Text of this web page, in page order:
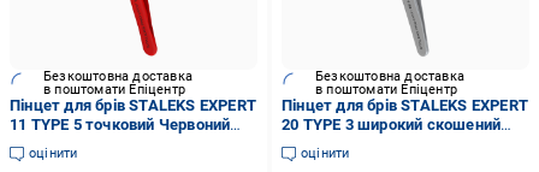
Безкоштовна доставка
в поштомати Епіцентр
Пінцет для брів STALEKS EXPERT
11 TYPE 5 точковий Червоний
(TE-11/5r)
оцінити
Безкоштовна доставка
в поштомати Епіцентр
Пінцет для брів STALEKS EXPERT
20 TYPE 3 широкий скошений
(TE-20/3)
оцінити